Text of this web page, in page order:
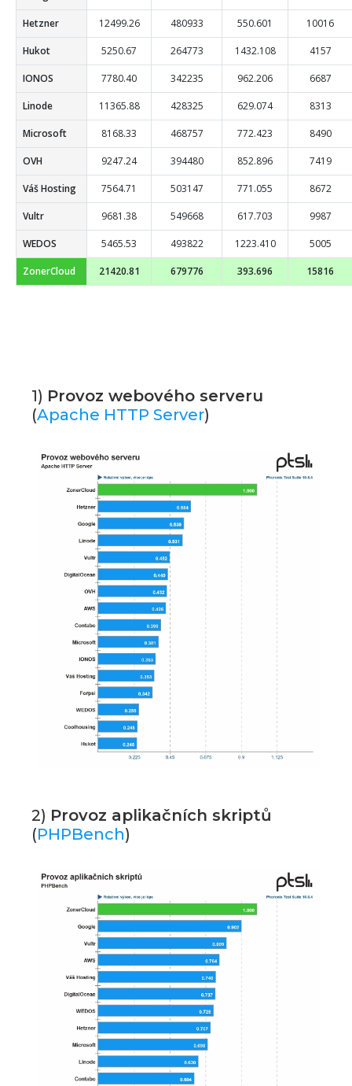
Hetzner 12499.26 480933 550.601 10016
Hukot 5250.67 264773 1432.108 4157
IONOS 7780.40 342235 962.206 6687
Linode 11365.88 428325 629.074 8313
Microsoft 8168.33 468757 772.423 8490
OVH 9247.24 394480 852.896 7419
Váš Hosting 7564.71 503147 771.055 8672
Vultr 9681.38 549668 617.703 9987
WEDOS 5465.53 493822 1223.410 5005
ZonerCloud 21420.81 679776 393.696 15816
1) Provoz webového serveru
(Apache HTTP Server)
2) Provoz aplikačních skriptů
(PHPBench)